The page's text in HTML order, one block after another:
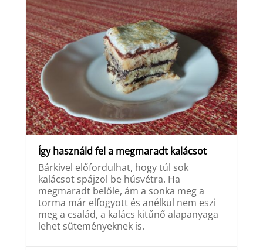
Így használd fel a megmaradt kalácsot
Bárkivel előfordulhat, hogy túl sok
kalácsot spájzol be húsvétra. Ha
megmaradt belőle, ám a sonka meg a
torma már elfogyott és anélkül nem eszi
meg a család, a kalács kitűnő alapanyaga
lehet süteményeknek is.